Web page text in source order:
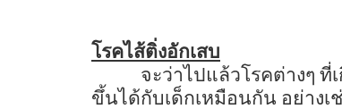
โรคไส้ติ่งอักเสบ
จะว่าไปแล้วโรคต่างๆ
ขึ้นได้กับเด็กเหมือนกัน อย่างเ